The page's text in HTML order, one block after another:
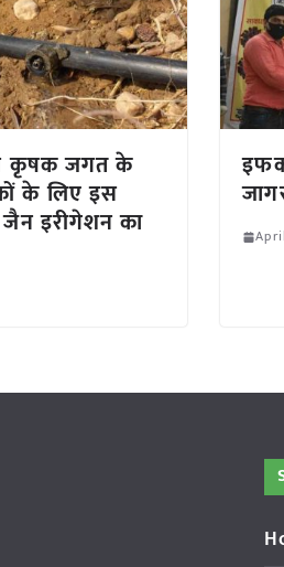
कृषक जगत के
के लिए इस
इरीगेशन का